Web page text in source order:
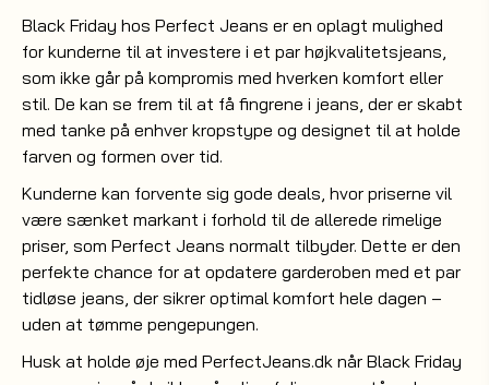
Black Friday hos Perfect Jeans er en oplagt mulighed
for kunderne til at investere i et par højkvalitetsjeans,
som ikke går på kompromis med hverken komfort eller
stil. De kan se frem til at få fingrene i jeans, der er skabt
med tanke på enhver kropstype og designet til at holde
farven og formen over tid.
Kunderne kan forvente sig gode deals, hvor priserne vil
være sænket markant i forhold til de allerede rimelige
priser, som Perfect Jeans normalt tilbyder. Dette er den
perfekte chance for at opdatere garderoben med et par
tidløse jeans, der sikrer optimal komfort hele dagen –
uden at tømme pengepungen.
Husk at holde øje med PerfectJeans.dk når Black Friday